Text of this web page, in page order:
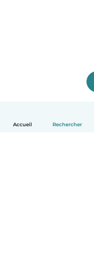
Accueil Rechercher